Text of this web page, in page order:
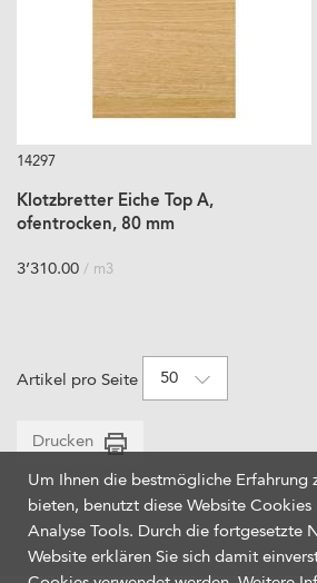
14297
Klotzbretter Eiche Top A,
ofentrocken, 80 mm
3’310.00 / m3
Artikel pro Seite 50
Drucken
Um Ihnen die bestmögliche Erfahrung
bieten, benutzt diese Website Cookies
Analyse Tools. Durch die fortgesetzte
Website erklären Sie sich damit